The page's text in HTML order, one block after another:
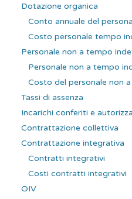
Dotazione organica
Conto annuale del
Costo personale tempo
Personale non a tempo
Personale non a tempo
Costo del personale non
Tassi di assenza
Incarichi conferiti e
Contrattazione collettiva
Contrattazione integrativa
Contratti integrativi
Costi contratti integrativi
OIV